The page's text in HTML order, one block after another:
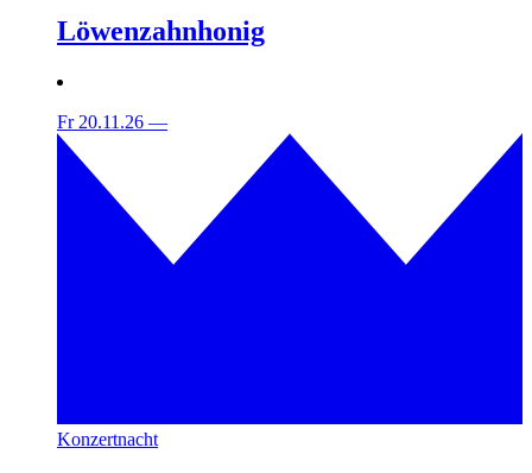
Löwenzahnhonig
Fr 20.11.26 —
Konzertnacht